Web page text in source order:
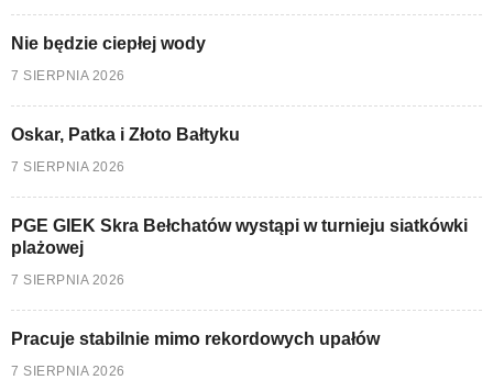
Nie będzie ciepłej wody
7 SIERPNIA 2026
Oskar, Patka i Złoto Bałtyku
7 SIERPNIA 2026
PGE GIEK Skra Bełchatów wystąpi w turnieju siatkówki
plażowej
7 SIERPNIA 2026
Pracuje stabilnie mimo rekordowych upałów
7 SIERPNIA 2026